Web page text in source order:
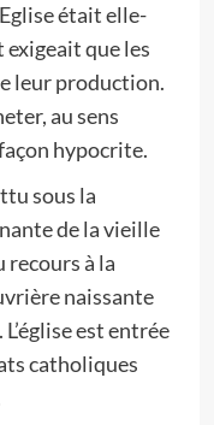
était elle-
que les
leur production.
au sens
hypocrite.
sous la
de la vieille
recours à la
naissante
est entrée
catholiques